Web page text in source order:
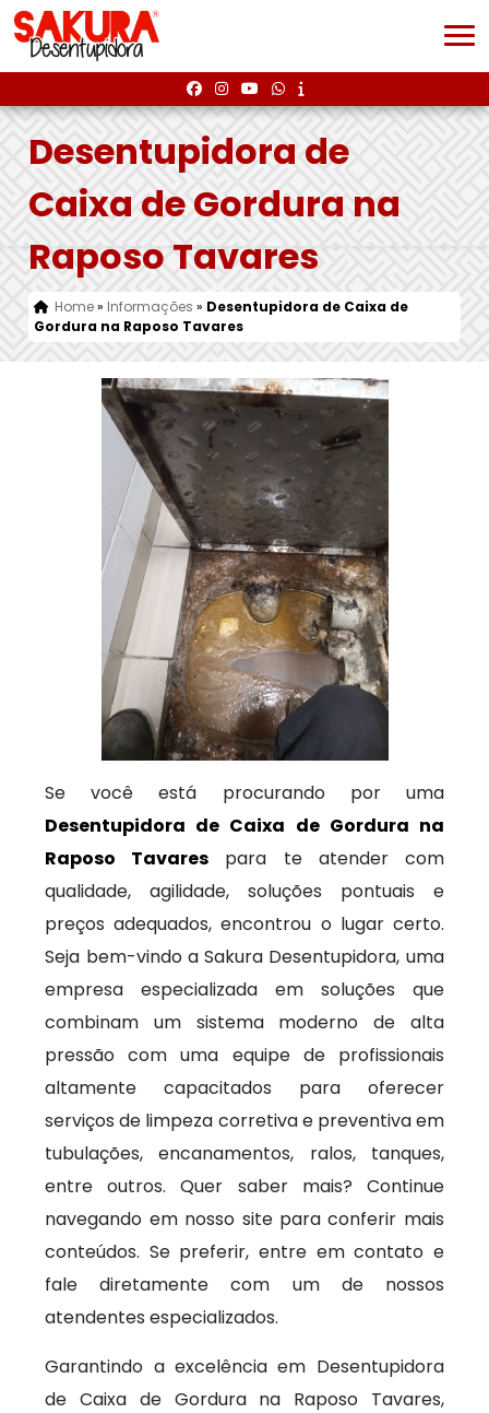
Desentupidora de
Caixa de Gordura na
Raposo Tavares
Home» Informações » Desentupidora de Caixa de
Gordura na Raposo Tavares
Se você está procurando por uma
Desentupidora de Caixa de Gordura na
Raposo Tavares para te atender com
qualidade, agilidade, soluções pontuais e
preços adequados, encontrou o lugar certo.
Seja bem-vindo a Sakura Desentupidora, uma
empresa especializada em soluções que
combinam um sistema moderno de alta
pressão com uma equipe de profissionais
altamente capacitados para oferecer
serviços de limpeza corretiva e preventiva em
tubulações, encanamentos, ralos, tanques,
entre outros. Quer saber mais? Continue
navegando em nosso site para conferir mais
conteúdos. Se preferir, entre em contato e
fale diretamente com um de nossos
atendentes especializados.
Garantindo a excelência em Desentupidora
de Caixa de Gordura na Raposo Tavares,